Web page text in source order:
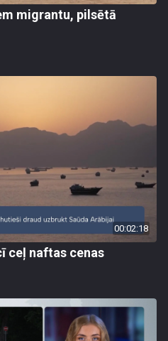
migrantu, pilsētā
00:02:18
ceļ naftas cenas